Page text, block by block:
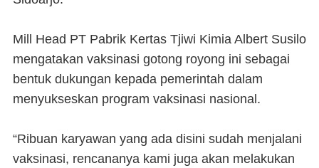
Mill Head PT Pabrik Kertas Tjiwi Kimia Albert Susilo
mengatakan vaksinasi gotong royong ini sebagai
bentuk dukungan kepada pemerintah dalam
menyukseskan program vaksinasi nasional.
“Ribuan karyawan yang ada disini sudah menjalani
vaksinasi, rencananya kami juga akan melakukan